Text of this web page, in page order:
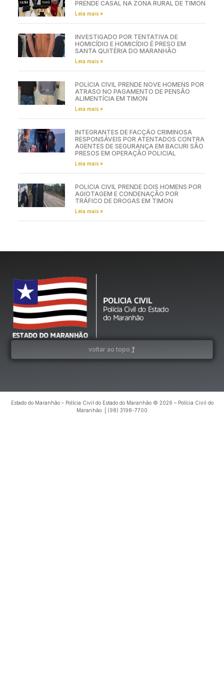
PRENDE CASAL NA ZONA RURAL DE TIMON
Leia mais »
INVESTIGADO POR TENTATIVA DE
HOMICÍDIO E HOMICÍDIO É PRESO EM
SANTA QUITÉRIA DO MARANHÃO
Leia mais »
POLÍCIA CIVIL PRENDE NOVE HOMENS POR
ATRASO NO PAGAMENTO DE PENSÃO
ALIMENTÍCIA EM TIMON
Leia mais »
INTEGRANTES DE FACÇÃO CRIMINOSA
RESPONSÁVEIS POR ATENTADOS CONTRA
AGENTES DE SEGURANÇA EM BACURI SÃO
PRESOS EM OPERAÇÃO POLICIAL
Leia mais »
POLÍCIA CIVIL PRENDE DOIS HOMENS POR
AGIOTAGEM E CONDENAÇÃO POR
TRÁFICO DE DROGAS EM TIMON
Leia mais »
voltar ao topo
Estado do Maranhão – Polícia Civil do Estado do Maranhão © 2026 – Polícia Civil do
Maranhão. | (98) 3198-7700